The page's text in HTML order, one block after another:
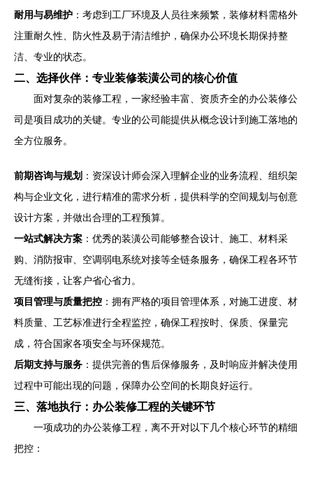
耐用与易维护 ：考虑到工厂环境及人员往来频繁，装修材料需格外
注重耐久性、防火性及易于清洁维护，确保办公环境长期保持整
洁、专业的状态。
二、选择伙伴：专业装修装潢公司的核心价值
面对复杂的装修工程，一家经验丰富、资质齐全的办公装修公
司是项目成功的关键。专业的公司能提供从概念设计到施工落地的
全方位服务。
前期咨询与规划 ：资深设计师会深入理解企业的业务流程、组织架
构与企业文化，进行精准的需求分析，提供科学的空间规划与创意
设计方案，并做出合理的工程预算。
一站式解决方案 ：优秀的装潢公司能够整合设计、施工、材料采
购、消防报审、空调弱电系统对接等全链条服务，确保工程各环节
无缝衔接，让客户省心省力。
项目管理与质量把控 ：拥有严格的项目管理体系，对施工进度、材
料质量、工艺标准进行全程监控，确保工程按时、保质、保量完
成，符合国家各项安全与环保规范。
后期支持与服务 ：提供完善的售后保修服务，及时响应并解决使用
过程中可能出现的问题，保障办公空间的长期良好运行。
三、落地执行：办公装修工程的关键环节
一项成功的办公装修工程，离不开对以下几个核心环节的精细
把控：